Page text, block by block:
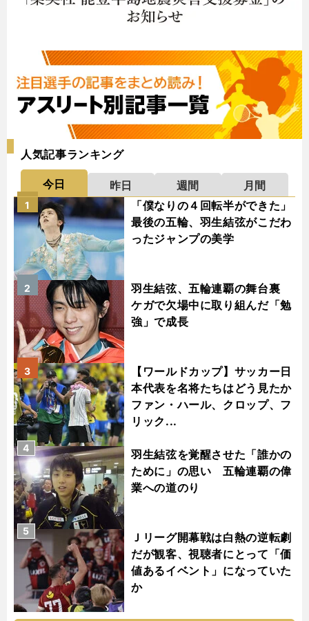
人気記事ランキング
今日 昨日 週間
月間
「僕なりの４回転半ができた」
最後の五輪、羽生結弦がこだわ
ったジャンプの美学
1
羽生結弦、五輪連覇の舞台裏
ケガで欠場中に取り組んだ「勉
強」で成長
2
【ワールドカップ】サッカー日
本代表を名将たちはどう見たか
ファン・ハール、クロップ、フ
リック...
3
羽生結弦を覚醒させた「誰かの
ために」の思い 五輪連覇の偉
業への道のり
4
Ｊリーグ開幕戦は白熱の逆転劇
だが観客、視聴者にとって「価
値あるイベント」になっていた
か
5